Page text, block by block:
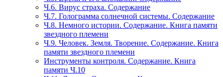
Ч.6. Вирус страха. Содержание
Ч.7. Голограмма солнечной системы. Содержание
Ч.8. Немного истории. Содержание. Книга памяти
звездного племени
Ч.9. Человек. Земля. Творение. Содержание. Книга
памяти звездного племени
Инструменты контроля. Содержание. Книга
памяти Ч.10